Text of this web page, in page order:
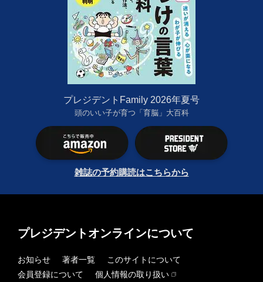
プレジデントFamily 2026年夏号
頭のいい子が育つ「育脳」大百科
雑誌の予約購読はこちらから
プレジデントオンラインについて
お知らせ 著者一覧
このサイトについて
会員登録について
個人情報の取り扱い